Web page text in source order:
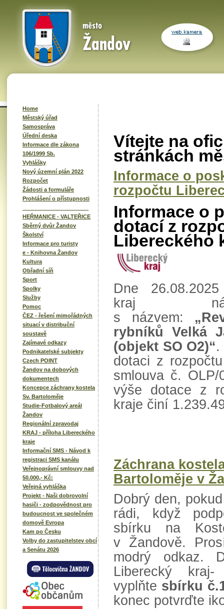
Home
Městský úřad
Samospráva
Úřední deska
Informace dle zákona
106/1999 Sb.
Vyhlášky
Nový územní plán 2022
Rozpočet
Žádosti a formuláře
Prohlášení o přístupnosti
HEŘMANICE - VALTEŘICE
Sběrný dvůr Žandov
Školství
Informace pro turisty
e - Knihovna Žandov
Kultura
Obřadní síň
Sport
Spolky
Služby
Pomoc
ČEZ - řešení mimořádných
situací v distribuční
soustavě
Zajímavé odkazy
Podnikatelské subjekty
Czech POINT
Žandov na dobových
dokumentech
Koncepce záchrany kostela
Sv. Bartoloměje
Studie-Fotbalový areál
Žandov
Regionální zpravodaj
KRAJ - příloha Libereckého
kraje
Informační SMS - Návod k
registraci SMS kanálu
Veřejnoprávní smlouvy nad
50.000,- Kč:
Veřejná vyhláška
Projekt - Naši dobrovolní
hasiči - zodpovědnost pro
budoucnost ve společném
domově Evropa
Kam po Česku
Volby do zastupitelstev obcí
a Senátu 2026
Vítejte na
stránkách
Informace o
rozpočtu
Informace o
dotací z
Libereckého
Dne
kraj
s názvem:
rybníků Velká
(objekt SO O2)“.
dotaci z
smlouva č. OLP/
výše dotace z
kraje činí
Záchrana
Bartoloměje v
Dobrý den,
rádi, když
sbírku na
v Žandově.
modrý odkaz.
Liberecký kraj-
vyplňte sbírku
konec potvrďte